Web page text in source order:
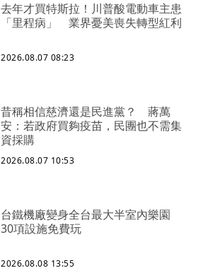
去年才買特斯拉！川普酸電動車主患
「里程病」 業界憂美喪失轉型紅利
2026.08.07 08:23
昔稱相信慈濟還是民進黨？ 蔣萬
安：若政府買夠疫苗，民團也不需集
資採購
2026.08.07 10:53
台鐵機廠變身全台最大半室內樂園
30項設施免費玩
2026.08.08 13:55